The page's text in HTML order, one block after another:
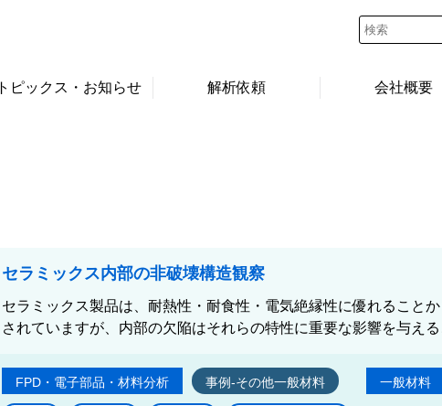
トピックス・お知らせ 解析依頼 会社概要
セラミックス内部の非破壊構造観察
セラミックス製品は、耐熱性・耐食性・電気絶縁性に優れること
されていますが、内部の欠陥はそれらの特性に重要な影響を与え
FPD・電子部品・材料分析 事例-その他一般材料 一般材料